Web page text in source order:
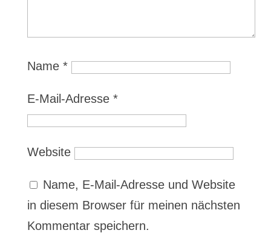
Name *
E-Mail-Adresse *
Website
Name, E-Mail-Adresse und Website
in diesem Browser für meinen nächsten
Kommentar speichern.